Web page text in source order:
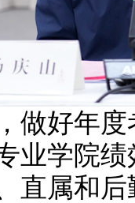
好年度
业学院
直属和